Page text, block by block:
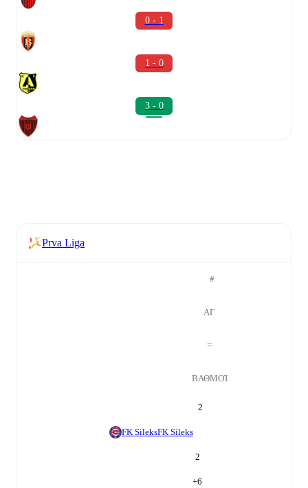
0 - 1
1 - 0
3 - 0
Prva Liga
#
ΑΓ
=
ΒΑΘΜΟΊ
2
FK SileksFK Sileks
2
+6